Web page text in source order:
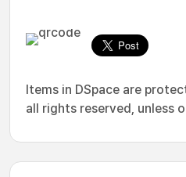
Items in DSpace are
all rights reserved, unless